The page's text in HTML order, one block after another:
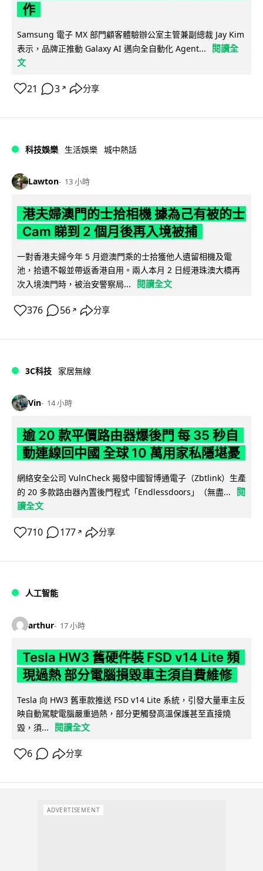
作
Samsung 電子 MX 部門顧客體驗辦公室主管兼副總裁 Jay Kim
表示，品牌正推動 Galaxy AI 邁向全自動化 Agent...
閱讀全
文
21 3 ↗ 分享
科技娛樂 生活娛樂 城中熱話
Lawton 13 小時
港夫婦澳門的士拾相機 據為己有被的士
Cam 睇到 2 個月後再入境被捕
一對香港夫婦今年 5 月遊澳門乘的士拾獲他人遺留相機及電
池，拾遺不報並帶返香港自用。兩人本月 2 日經港珠澳大橋再
次入境澳門時，被治安警察局...
閱讀全文
376 56 ↗ 分享
3C科技 家居無線
Vin 14 小時
逾 20 款平價路由器爆後門 每 35 秒自
動連線回中國 全球 10 萬用家私隱堪憂
網絡安全公司 VulnCheck 揭發中國智博通電子（Zbtlink）生產
的 20 多款路由器內置後門程式「Endlessdoors」（無盡...
閱
讀全文
710 177 ↗ 分享
人工智能
arthur 17 小時
Tesla HW3 舊硬件裝 FSD v14 Lite 頻
現過熱 部分電腦損毀車主須自費維修
Tesla 向 HW3 舊車款推送 FSD v14 Lite 系統，引發大量車主反
映自動駕駛電腦嚴重過熱，部分更觸發高溫保護甚至直接燒
毀，須...
閱讀全文
6 分享
ADVERTISEMENT